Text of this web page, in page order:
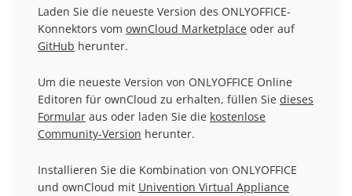
Laden Sie die neueste Version des ONLYOFFICE-
Konnektors vom ownCloud Marketplace oder auf
GitHub herunter.
Um die neueste Version von ONLYOFFICE Online
Editoren für ownCloud zu erhalten, füllen Sie dieses
Formular aus oder laden Sie die kostenlose
Community-Version herunter.
Installieren Sie die Kombination von ONLYOFFICE
und ownCloud mit Univention Virtual Appliance